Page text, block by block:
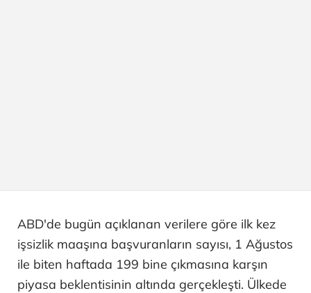
ABD'de bugün açıklanan verilere göre ilk kez
işsizlik maaşına başvuranların sayısı, 1 Ağustos
ile biten haftada 199 bine çıkmasına karşın
piyasa beklentisinin altında gerçekleşti. Ülkede